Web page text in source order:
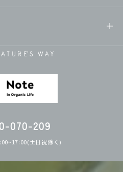
070-209
土日祝除く)